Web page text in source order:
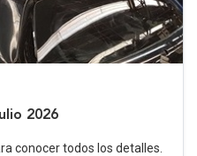
2026
conocer todos los detalles.